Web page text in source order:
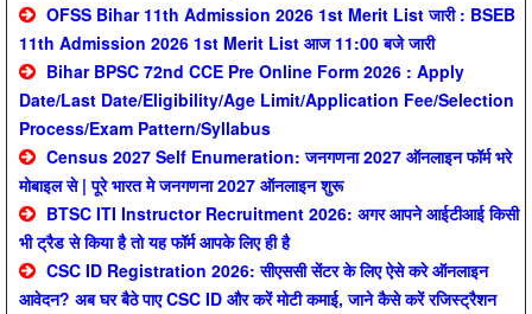
OFSS Bihar 11th Admission 2026 1st Merit List जारी : BSEB
11th Admission 2026 1st Merit List आज 11:00 बजे जारी
Bihar BPSC 72nd CCE Pre Online Form 2026 : Apply
Date/Last Date/Eligibility/Age Limit/Application Fee/Selection
Process/Exam Pattern/Syllabus
Census 2027 Self Enumeration: जनगणना 2027 ऑनलाइन फॉर्म भरे
मोबाइल से | पूरे भारत मे जनगणना 2027 ऑनलाइन शुरू
BTSC ITI Instructor Recruitment 2026: अगर आपने आईटीआई किसी
भी ट्रैड से किया है तो यह फॉर्म आपके लिए ही है
CSC ID Registration 2026: सीएससी सेंटर के लिए ऐसे करे ऑनलाइन
आवेदन? अब घर बैठे पाए CSC ID और करें मोटी कमाई, जाने कैसे करें रजिस्ट्रैशन